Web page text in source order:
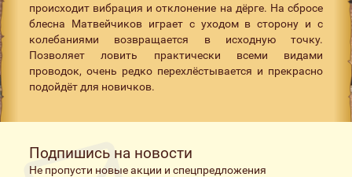
происходит вибрация и отклонение на дёрге. На сбросе
блесна Матвейчиков играет с уходом в сторону и с
колебаниями возвращается в исходную точку.
Позволяет ловить практически всеми видами
проводок, очень редко перехлёстывается и прекрасно
подойдёт для новичков.
Подпишись на новости
Не пропусти новые акции и спецпредложения